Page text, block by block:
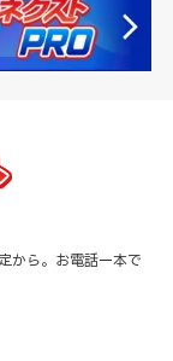
から。お電話一本で